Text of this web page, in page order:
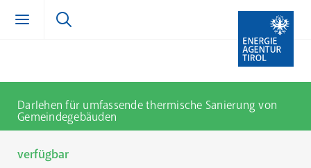
Darlehen für umfassende thermische Sanierung von
Gemeindegebäuden
verfügbar